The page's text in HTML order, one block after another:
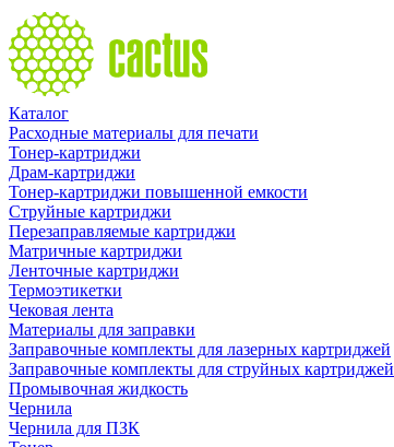
Каталог
Расходные материалы для печати
Тонер-картриджи
Драм-картриджи
Тонер-картриджи повышенной емкости
Струйные картриджи
Перезаправляемые картриджи
Матричные картриджи
Ленточные картриджи
Термоэтикетки
Чековая лента
Материалы для заправки
Заправочные комплекты для лазерных картриджей
Заправочные комплекты для струйных картриджей
Промывочная жидкость
Чернила
Чернила для ПЗК